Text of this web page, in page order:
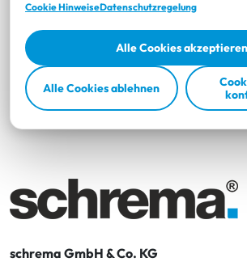
Cookie HinweiseDatenschutzregelung
Alle Cookies akzeptieren
Alle Cookies ablehnen
Szene setzen!
Besuchen Sie uns
hierum mehr zu
schrema GmbH & Co. KG